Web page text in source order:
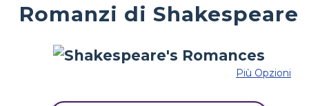
Romanzi di Shakespeare
Più Opzioni